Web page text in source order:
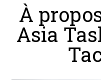
À
Asia